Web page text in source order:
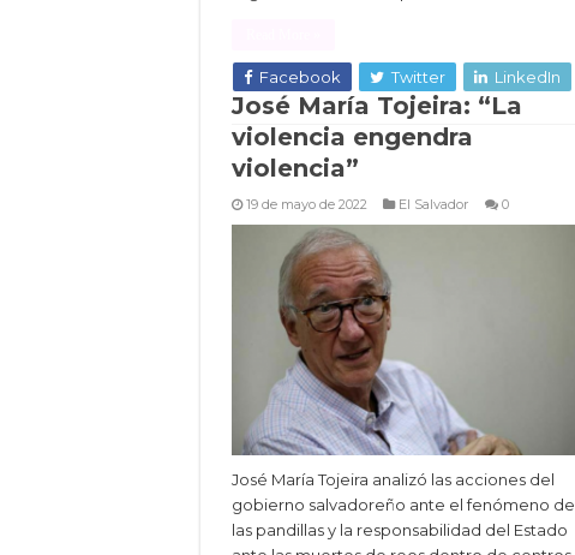
Facebook Twitter LinkedIn
José María Tojeira: “La
violencia engendra
violencia”
19 de mayo de 2022 El Salvador 0
José María Tojeira analizó las acciones del
gobierno salvadoreño ante el fenómeno de
las pandillas y la responsabilidad del Estado